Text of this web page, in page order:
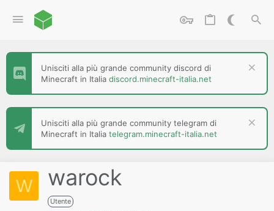
Unisciti alla più grande community discord di
Minecraft in Italia discord.minecraft-italia.net
Unisciti alla più grande community telegram di
Minecraft in Italia telegram.minecraft-italia.net
W warock
Utente